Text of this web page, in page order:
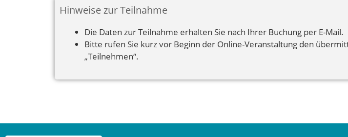
Hinweise zur Teilnahme
Die Daten zur Teilnahme erhalten Sie nach Ihrer Buchung per E-Mail.
Bitte rufen Sie kurz vor Beginn der Online-Veranstaltung den
„Teilnehmen“.